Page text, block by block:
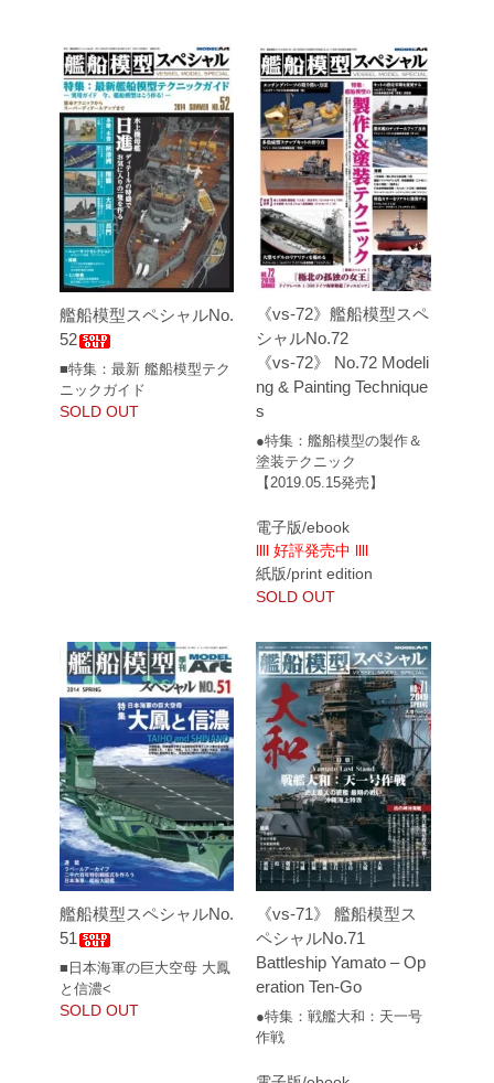
艦船模型スペシャルNo.
52
■特集：最新 艦船模型テク
ニックガイド
SOLD OUT
《vs-72》艦船模型スペ
シャルNo.72
《vs-72》 No.72 Modeli
ng & Painting Technique
s
●特集：艦船模型の製作＆
塗装テクニック
【2019.05.15発売】
電子版/ebook
llll 好評発売中 llll
紙版/print edition
SOLD OUT
艦船模型スペシャルNo.
51
■日本海軍の巨大空母 大鳳
と信濃<
SOLD OUT
《vs-71》 艦船模型ス
ペシャルNo.71
Battleship Yamato – Op
eration Ten-Go
●特集：戦艦大和：天一号
作戦